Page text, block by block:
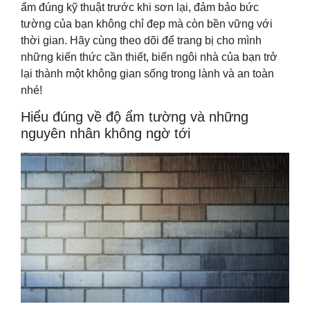
ẩm đúng kỹ thuật trước khi sơn lại, đảm bảo bức
tường của bạn không chỉ đẹp mà còn bền vững với
thời gian. Hãy cùng theo dõi để trang bị cho mình
những kiến thức cần thiết, biến ngôi nhà của bạn trở
lại thành một không gian sống trong lành và an toàn
nhé!
Hiểu đúng về độ ẩm tường và những
nguyên nhân không ngờ tới